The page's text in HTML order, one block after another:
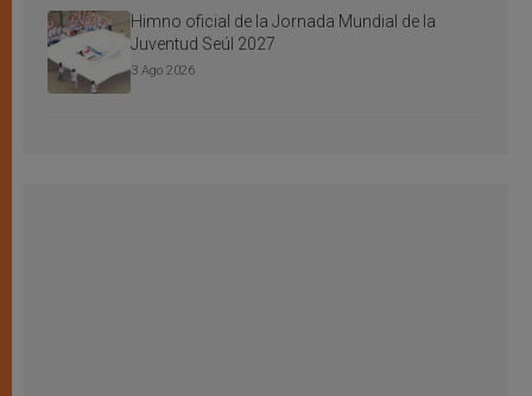
Himno oficial de la Jornada Mundial de la
Juventud Seúl 2027
3 Ago 2026